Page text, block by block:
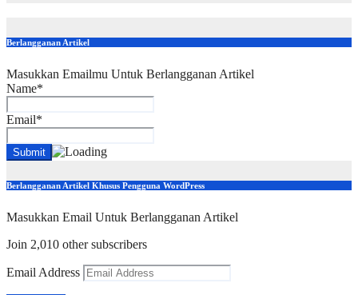
Berlangganan Artikel
Masukkan Emailmu Untuk Berlangganan Artikel
Name*
Email*
Berlangganan Artikel Khusus Pengguna WordPress
Masukkan Email Untuk Berlangganan Artikel
Join 2,010 other subscribers
Email Address